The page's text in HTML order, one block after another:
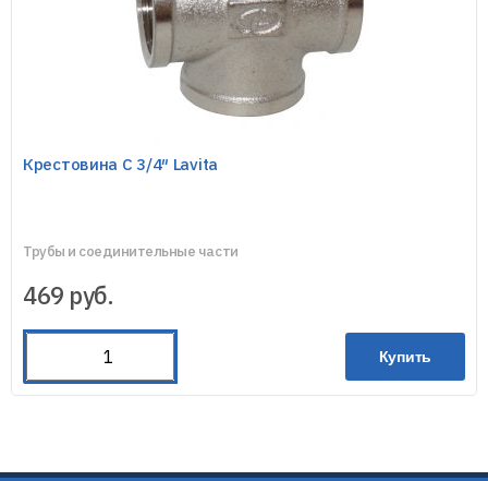
Крестовина C 3/4″ Lavita
Трубы и соединительные части
469 руб.
Купить